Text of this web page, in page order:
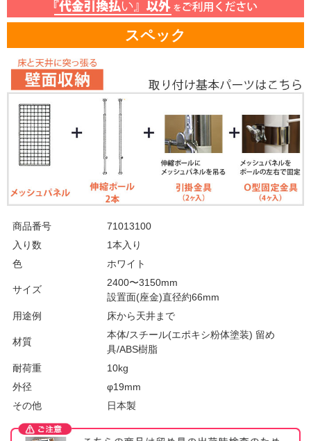
スペック
商品番号
71013100
入り数
1本入り
色
ホワイト
サイズ
2400〜3150mm
設置面(座金)直径約66mm
用途例
床から天井まで
材質
本体/スチール(エポキシ粉体塗装) 留め
具/ABS樹脂
耐荷重
10kg
外径
φ19mm
その他
日本製